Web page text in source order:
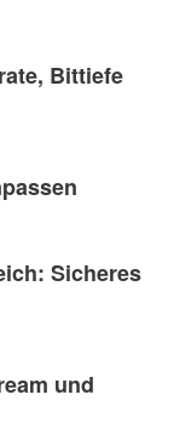
Bittiefe
Sicheres
und